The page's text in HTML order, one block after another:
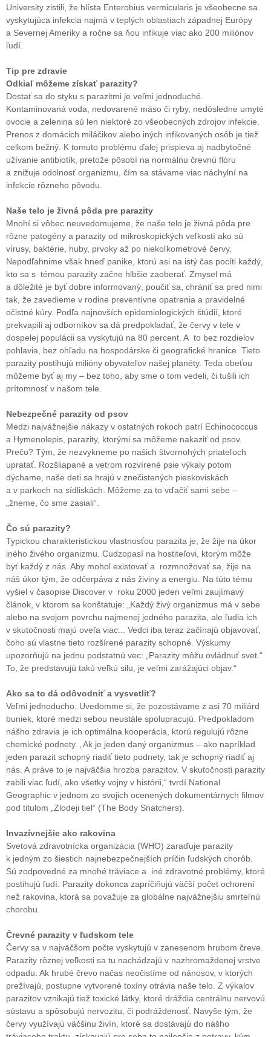
University zistili, že hlísta Enterobius vermicularis je všeobecne sa
vyskytujúca infekcia najmä v teplých oblastiach západnej Európy
a Severnej Ameriky a ročne sa ňou infikuje viac ako 200 miliónov
ľudí.
Tip pre zdravie
Odkiaľ môžeme získať parazity?
Dostať sa do styku s parazitmi je veľmi jednoduché.
Kontaminovaná voda, nedovarené mäso či ryby, nedôsledne umyté
ovocie a zelenina sú len niektoré zo všeobecných zdrojov infekcie.
Prenos z domácich miláčikov alebo iných infikovaných osôb je tiež
celkom bežný. K tomuto problému ďalej prispieva aj nadbytočné
užívanie antibiotík, pretože pôsobí na normálnu črevnú flóru
a znižuje odolnosť organizmu, čím sa stávame viac náchylní na
infekcie rôzneho pôvodu.
Naše telo je živná pôda pre parazity
Mnohí si vôbec neuvedomujeme, že naše telo je živná pôda pre
rôzne patogény a parazity od mikroskopických veľkostí ako sú
vírusy, baktérie, huby, prvoky až po niekoľkometrové červy.
Nepodľahnime však hneď panike, ktorú asi na istý čas pocíti každý,
kto sa s témou parazity začne hlbšie zaoberať. Zmysel má
a dôležité je byť dobre informovaný, poučiť sa, chrániť sa pred nimi
tak, že zavedieme v rodine preventívne opatrenia a pravidelné
očistné kúry. Podľa najnovších epidemiologických štúdií, ktoré
prekvapili aj odborníkov sa dá predpokladať, že červy v tele v
dospelej populácii sa vyskytujú na 80 percent. A to bez rozdielov
pohlavia, bez ohľadu na hospodárske či geografické hranice. Tieto
parazity postihujú milióny obyvateľov našej planéty. Teda obeťou
môžeme byť aj my – bez toho, aby sme o tom vedeli, či tušili ich
prítomnosť v našom tele.
Nebezpečné parazity od psov
Medzi najvážnejšie nákazy v ostatných rokoch patrí Echinococcus
a Hymenolepis, parazity, ktorými sa môžeme nakaziť od psov.
Prečo? Tým, že nezvykneme po našich štvornohých priateľoch
upratať. Rozšliapané a vetrom rozvírené psie výkaly potom
dýchame, naše deti sa hrajú v znečistených pieskoviskách
a v parkoch na sídliskách. Môžeme za to vďačiť sami sebe –
„žneme, čo sme zasiali“.
Čo sú parazity?
Typickou charakteristickou vlastnosťou parazita je, že žije na úkor
iného živého organizmu. Cudzopasí na hostiteľovi, ktorým môže
byť každý z nás. Aby mohol existovať a rozmnožovať sa, žije na
náš úkor tým, že odčerpáva z nás živiny a energiu. Na túto tému
vyšiel v časopise Discover v roku 2000 jeden veľmi zaujímavý
článok, v ktorom sa konštatuje: „Každý živý organizmus má v sebe
alebo na svojom povrchu najmenej jedného parazita, ale ľudia ich
v skutočnosti majú oveľa viac... Vedci iba teraz začínajú objavovať,
čoho sú vlastne tieto rozšírené parazity schopné. Výskumy
upozorňujú na jednu podstatnú vec: „Parazity môžu ovládnuť svet.“
To, že predstavujú takú veľkú silu, je veľmi zarážajúci objav.“
Ako sa to dá odôvodniť a vysvetliť?
Veľmi jednoducho. Uvedomme si, že pozostávame z asi 70 miliárd
buniek, ktoré medzi sebou neustále spolupracujú. Predpokladom
nášho zdravia je ich optimálna kooperácia, ktorú regulujú rôzne
chemické podnety. „Ak je jeden daný organizmus – ako napríklad
jeden parazit schopný riadiť tieto podnety, tak je schopný riadiť aj
nás. A práve to je najväčšia hrozba parazitov. V skutočnosti parazity
zabili viac ľudí, ako všetky vojny v histórii,“ tvrdí National
Geographic v jednom zo svojich ocenených dokumentárnych filmov
pod titulom „Zlodeji tiel“ (The Body Snatchers).
Invazívnejšie ako rakovina
Svetová zdravotnícka organizácia (WHO) zaraďuje parazity
k jedným zo šiestich najnebezpečnejších príčin ľudských chorôb.
Sú zodpovedné za mnohé tráviace a iné zdravotné problémy, ktoré
postihujú ľudí. Parazity dokonca zapríčiňujú väčší počet ochorení
než rakovina, ktorá sa považuje za globálne najvážnejšiu smrteľnú
chorobu.
Črevné parazity v ľudskom tele
Červy sa v najväčšom počte vyskytujú v zanesenom hrubom čreve.
Parazity rôznej veľkosti sa tu nachádzajú v nazhromaždenej vrstve
odpadu. Ak hrubé črevo načas neočistíme od nánosov, v ktorých
prežívajú, postupne vytvorené toxíny otrávia naše telo. Z výkalov
parazitov vznikajú tiež toxické látky, ktoré dráždia centrálnu nervovú
sústavu a spôsobujú nervozitu, či podráždenosť. Navyše tým, že
červy využívajú väčšinu živín, ktoré sa dostávajú do nášho